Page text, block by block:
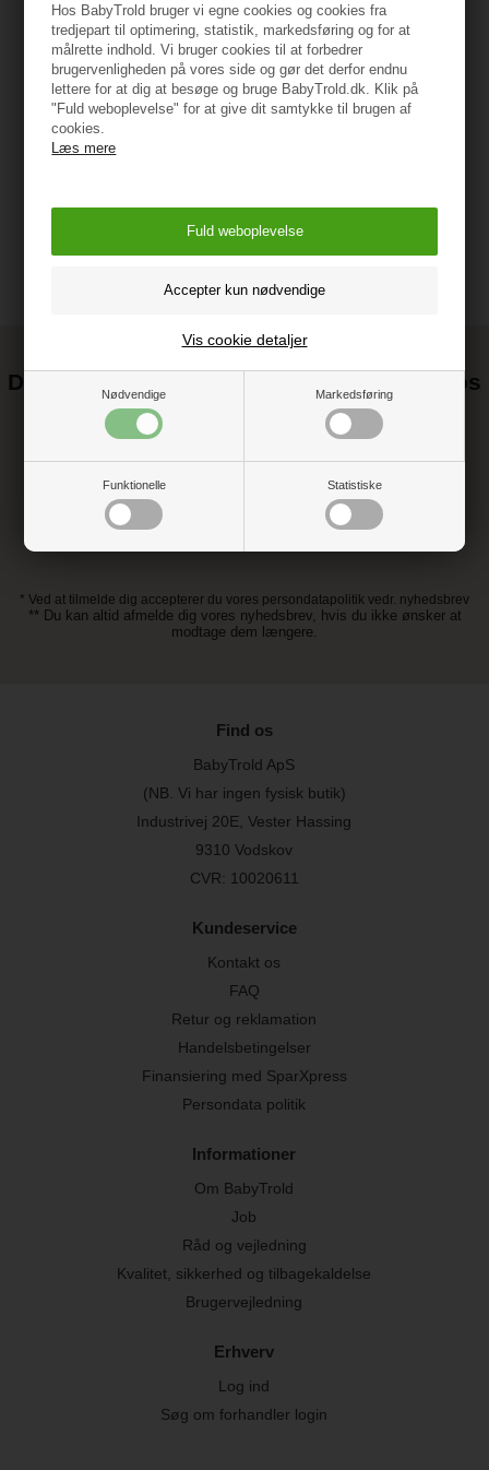
Hos BabyTrold bruger vi egne cookies og cookies fra
tredjepart til optimering, statistik, markedsføring og for at
målrette indhold. Vi bruger cookies til at forbedrer
brugervenligheden på vores side og gør det derfor endnu
lettere for at dig at besøge og bruge BabyTrold.dk. Klik på
"Fuld weboplevelse" for at give dit samtykke til brugen af
cookies.
Læs mere
Nødvendige Markedsføring
Funktionelle Statistiske
Vis cookie detaljer
Specifikationer
Passer til Kiddie Ride On 2 ståbræt
Vejledning
Det kan blive endnu billigere at handle hos
Tilmeld dig vores nyhedsbrev og gå ikke glip af gode tilbud
* Ved at tilmelde dig accepterer du vores persondatapolitik vedr. nyhedsbrev
** Du kan altid afmelde dig vores nyhedsbrev, hvis du ikke ønsker at
modtage dem længere.
Find os
BabyTrold ApS
(NB. Vi har ingen fysisk butik)
Industrivej 20E, Vester Hassing
9310 Vodskov
CVR: 10020611
Kundeservice
Kontakt os
FAQ
Retur og reklamation
Handelsbetingelser
Finansiering med SparXpress
Persondata politik
Informationer
Om BabyTrold
Job
Råd og vejledning
Kvalitet, sikkerhed og tilbagekaldelse
Brugervejledning
Erhverv
Log ind
Søg om forhandler login